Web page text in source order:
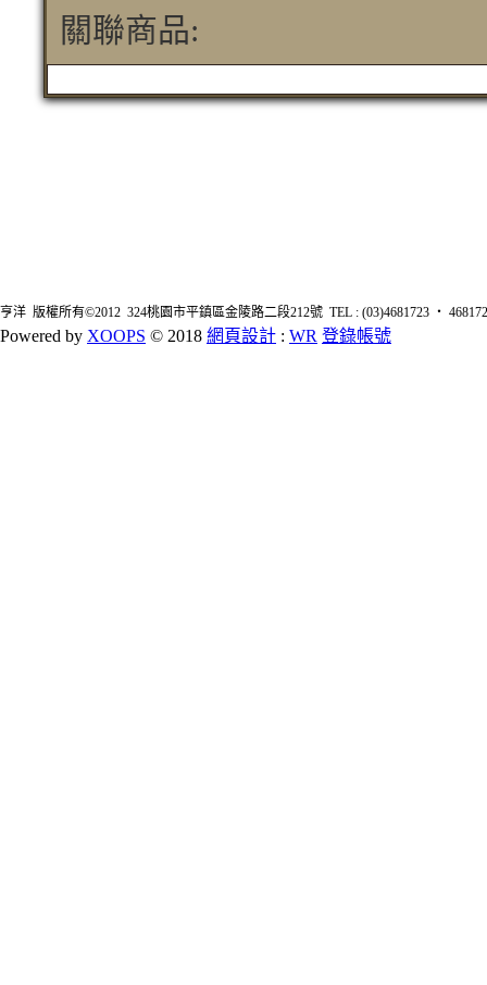
關聯商品:
亨洋 版權所有©2012 324桃園市平鎮區金陵路二段212號 TEL : (03)4681723 ‧
Powered by XOOPS © 2018 網頁設計 : WR 登錄帳號